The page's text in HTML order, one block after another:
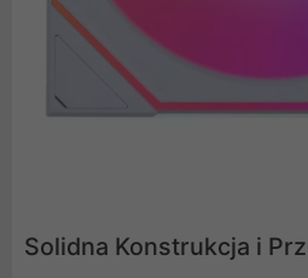
Solidna Konstrukcja i